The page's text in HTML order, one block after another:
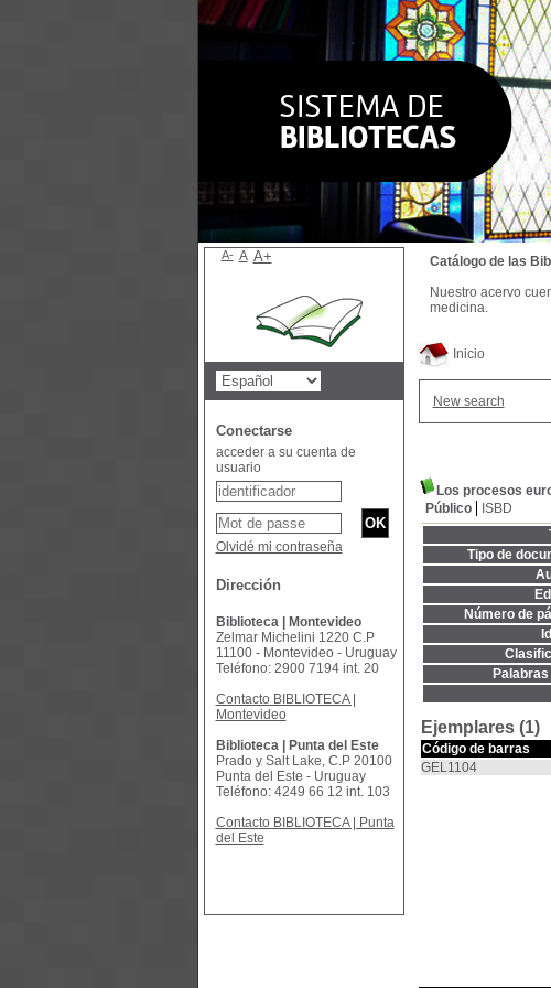
Inicio
New search
Los procesos
Público
ISBD
Tipo de
Número de
Ejemplares (1)
Código de barras
GEL1104
Catálogo de las
Nuestro acervo
medicina.
A- A A+
Conectarse
acceder a su cuenta de
usuario
Olvidé mi contraseña
Dirección
Biblioteca | Montevideo
Zelmar Michelini 1220 C.P
11100 - Montevideo - Uruguay
Teléfono: 2900 7194 int. 20
Contacto BIBLIOTECA |
Montevideo
Biblioteca | Punta del Este
Prado y Salt Lake, C.P 20100
Punta del Este - Uruguay
Teléfono: 4249 66 12 int. 103
Contacto BIBLIOTECA | Punta
del Este